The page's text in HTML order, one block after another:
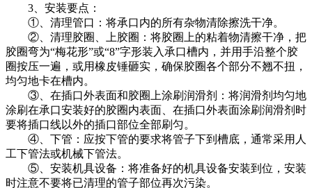
3、安装要点：
①、清理管口：将承口内的所有杂物清除擦洗干净。
②、清理胶圈、上胶圈：将胶圈上的粘着物清擦干净，把
胶圈弯为“梅花形”或“8”字形装入承口槽内，并用手沿整个胶
圈按压一遍，或用橡皮锤砸实，确保胶圈各个部分不翘不扭，
均匀地卡在槽内。
③、在插口外表面和胶圈上涂刷润滑剂：将润滑剂均匀地
涂刷在承口安装好的胶圈内表面、在插口外表面涂刷润滑剂时
要将插口线以外的插口部位全部刷匀。
④、下管：应按下管的要求将管子下到槽底，通常采用人
工下管法或机械下管法。
⑤、安装机具设备：将准备好的机具设备安装到位，安装
时注意不要将已清理的管子部位再次污染。